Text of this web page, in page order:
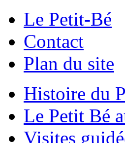
Le Petit-Bé
Contact
Plan du site
Histoire du
Le Petit Bé
Visites